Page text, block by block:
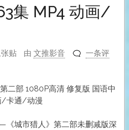
集 MP4 动画/
贴 由文推影音
一条评
二部 1080P高清 修复版 国语中
/卡通/动漫
城市猎人》第二部未删减版深